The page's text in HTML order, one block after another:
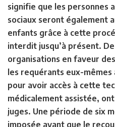
signifie que les personnes
sociaux seront également
enfants grâce à cette
interdit jusqu’à présent.
organisations en faveur
les requérants eux-
pour avoir accès à cette
médicalement assistée,
juges. Une période de six
imposée avant que le